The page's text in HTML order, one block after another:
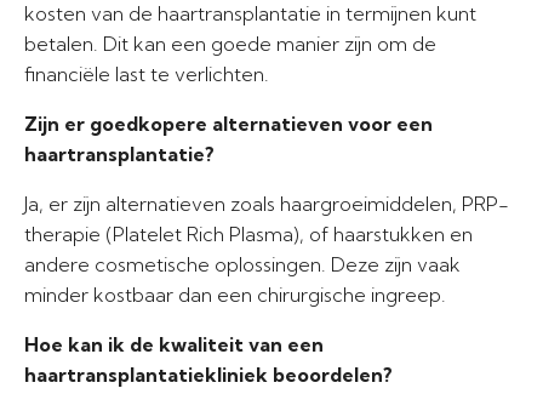
kosten van de haartransplantatie in termijnen kunt
betalen. Dit kan een goede manier zijn om de
financiële last te verlichten.
Zijn er goedkopere alternatieven voor een
haartransplantatie?
Ja, er zijn alternatieven zoals haargroeimiddelen, PRP-
therapie (Platelet Rich Plasma), of haarstukken en
andere cosmetische oplossingen. Deze zijn vaak
minder kostbaar dan een chirurgische ingreep.
Hoe kan ik de kwaliteit van een
haartransplantatiekliniek beoordelen?